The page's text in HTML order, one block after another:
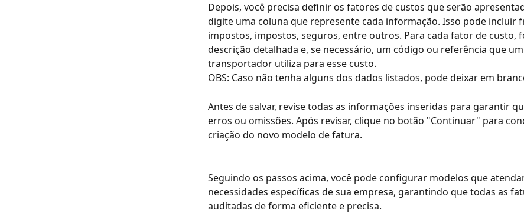
Depois, você precisa definir os fatores de custos que serão
digite uma coluna que represente cada informação. Isso pode incluir
impostos, impostos, seguros, entre outros. Para cada fator de custo,
descrição detalhada e, se necessário, um código ou referência que um
transportador utiliza para esse custo.
OBS: Caso não tenha alguns dos dados listados, pode deixar em
Antes de salvar, revise todas as informações inseridas para garantir
erros ou omissões. Após revisar, clique no botão "Continuar" para
criação do novo modelo de fatura.
Seguindo os passos acima, você pode configurar modelos que
necessidades específicas de sua empresa, garantindo que todas as
auditadas de forma eficiente e precisa.